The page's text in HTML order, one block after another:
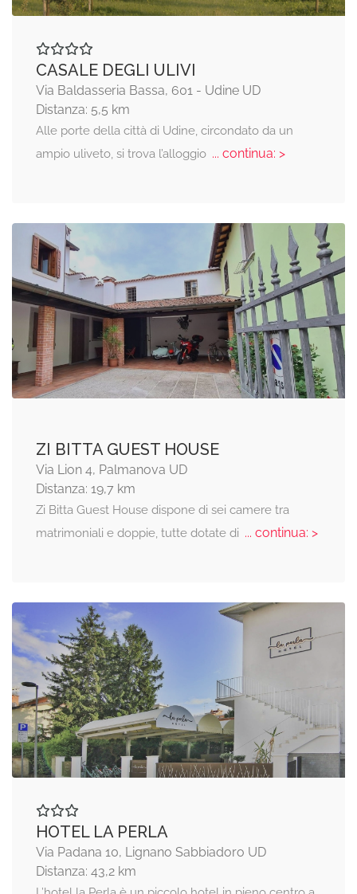
CASALE DEGLI ULIVI
Via Baldasseria Bassa, 601 - Udine UD
Distanza: 5,5 km
Alle porte della città di Udine, circondato da un
ampio uliveto, si trova l’alloggio... continua: >
ZI BITTA GUEST HOUSE
Via Lion 4, Palmanova UD
Distanza: 19,7 km
Zi Bitta Guest House dispone di sei camere tra
matrimoniali e doppie, tutte dotate di ... continua: >
HOTEL LA PERLA
Via Padana 10, Lignano Sabbiadoro UD
Distanza: 43,2 km